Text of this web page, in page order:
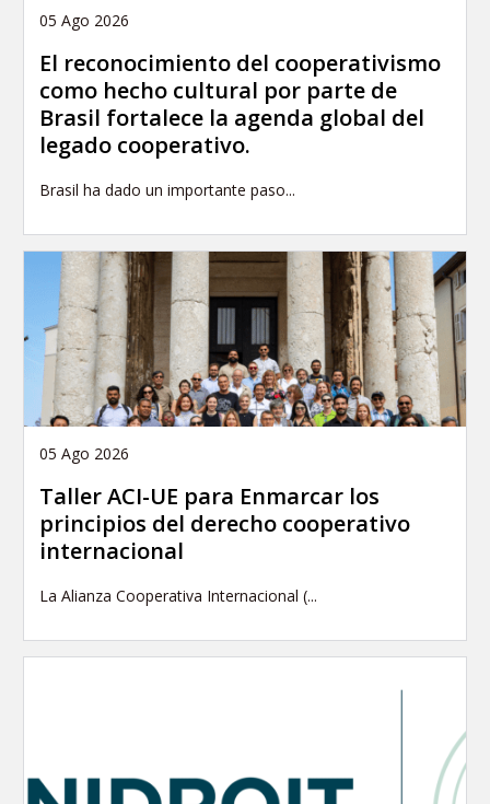
05 Ago 2026
El reconocimiento del cooperativismo
como hecho cultural por parte de
Brasil fortalece la agenda global del
legado cooperativo.
Brasil ha dado un importante paso...
05 Ago 2026
Taller ACI-UE para Enmarcar los
principios del derecho cooperativo
internacional
La Alianza Cooperativa Internacional (...